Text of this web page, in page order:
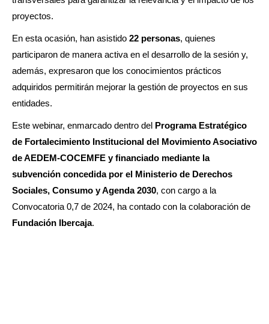
proyectos.
En esta ocasión, han asistido 22 personas, quienes
participaron de manera activa en el desarrollo de la sesión y,
además, expresaron que los conocimientos prácticos
adquiridos permitirán mejorar la gestión de proyectos en sus
entidades.
Este webinar, enmarcado dentro del Programa Estratégico
de Fortalecimiento Institucional del Movimiento Asociativo
de AEDEM-COCEMFE y financiado mediante la
subvención concedida por el Ministerio de Derechos
Sociales, Consumo y Agenda 2030, con cargo a la
Convocatoria 0,7 de 2024, ha contado con la colaboración de
Fundación Ibercaja.